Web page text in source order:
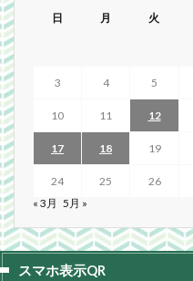
日 月 火
3 4 5
10 11 12
17 18 19
24 25 26
« 3月 5月 »
スマホ表示QR